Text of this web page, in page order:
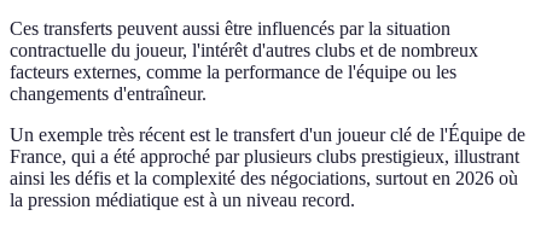
Ces transferts peuvent aussi être influencés par la situation
contractuelle du joueur, l'intérêt d'autres clubs et de nombreux
facteurs externes, comme la performance de l'équipe ou les
changements d'entraîneur.
Un exemple très récent est le transfert d'un joueur clé de l'Équipe de
France, qui a été approché par plusieurs clubs prestigieux, illustrant
ainsi les défis et la complexité des négociations, surtout en 2026 où
la pression médiatique est à un niveau record.